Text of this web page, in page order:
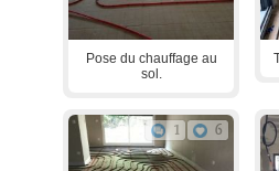
Pose du chauffage au
sol.
1 6